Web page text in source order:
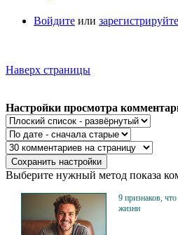
Войдите или
Наверх страницы
Настройки просмотра
Выберите нужный метод показа
9 признаков,
жизни